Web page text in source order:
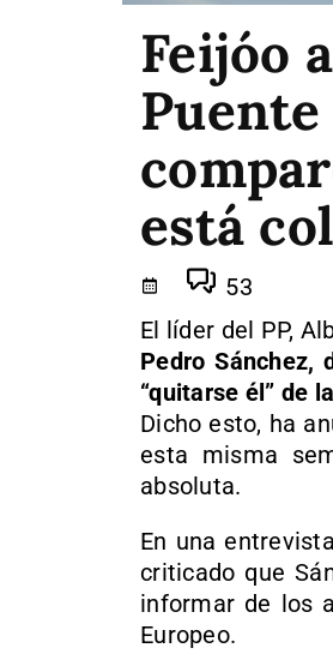
Feijóo
está
53
El líder del PP,
Pedro Sánchez,
“quitarse él” de
Dicho esto, ha
esta misma
absoluta.
En una
criticado que
informar de los
Europeo.